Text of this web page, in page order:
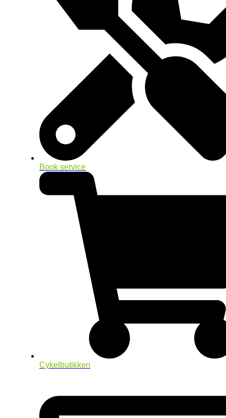
Book service
Cykelbutikken